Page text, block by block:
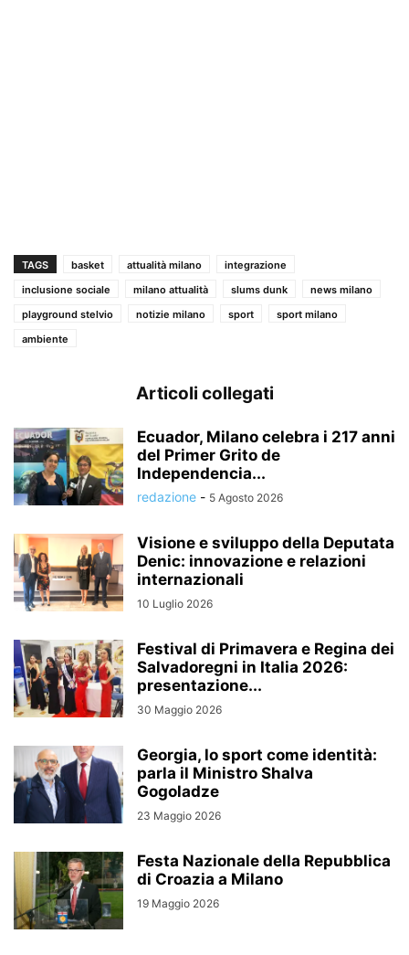
TAGS basket attualità milano
integrazione
inclusione sociale
milano attualità slums dunk
news milano
playground stelvio
notizie milano sport
sport milano
ambiente
Articoli collegati
Ecuador, Milano celebra i 217 anni
del Primer Grito de
Independencia...
redazione - 5 Agosto 2026
Visione e sviluppo della Deputata
Denic: innovazione e relazioni
internazionali
10 Luglio 2026
Festival di Primavera e Regina dei
Salvadoregni in Italia 2026:
presentazione...
30 Maggio 2026
Georgia, lo sport come identità:
parla il Ministro Shalva
Gogoladze
23 Maggio 2026
Festa Nazionale della Repubblica
di Croazia a Milano
19 Maggio 2026